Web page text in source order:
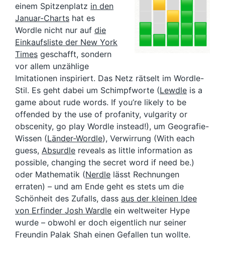
einem Spitzenplatz in den
Januar-Charts hat es
Wordle nicht nur auf die
Einkaufsliste der New York
Times geschafft, sondern
vor allem unzählige
Imitationen inspiriert. Das Netz rätselt im Wordle-
Stil. Es geht dabei um Schimpfworte (Lewdle is a
game about rude words. If you’re likely to be
offended by the use of profanity, vulgarity or
obscenity, go play Wordle instead!), um Geografie-
Wissen (Länder-Wordle), Verwirrung (With each
guess, Absurdle reveals as little information as
possible, changing the secret word if need be.)
oder Mathematik (Nerdle lässt Rechnungen
erraten) – und am Ende geht es stets um die
Schönheit des Zufalls, dass aus der kleinen Idee
von Erfinder Josh Wardle ein weltweiter Hype
wurde – obwohl er doch eigentlich nur seiner
Freundin Palak Shah einen Gefallen tun wollte.